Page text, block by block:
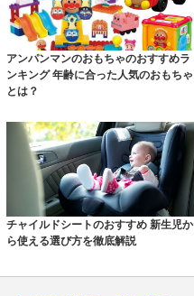
アンパンマンのおもちゃのおすすめラ
ンキング 年齢に合った人気のおもちゃ
とは？
チャイルドシートのおすすめ 新生児か
ら使える選び方を徹底解説